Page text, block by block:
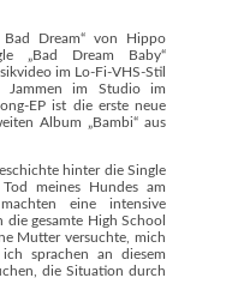
Dream“ von Hippo
„Bad Dream Baby“
im Lo-Fi-VHS-Stil
Jammen im Studio im
EP ist die erste neue
Album „Bambi“ aus
hinter die Single
meines Hundes am
eine intensive
gesamte High School
Mutter versuchte, mich
sprachen an diesem
die Situation durch